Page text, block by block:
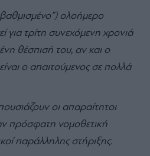
ολοήμερο
για τρίτη συνεχόμενη χρονιά
θέσπισή του, αν και ο
ο απαιτούμενος σε πολλά
οι απαραίτητοι
πρόσφατη νομοθετική
παράλληλης στήριξης.